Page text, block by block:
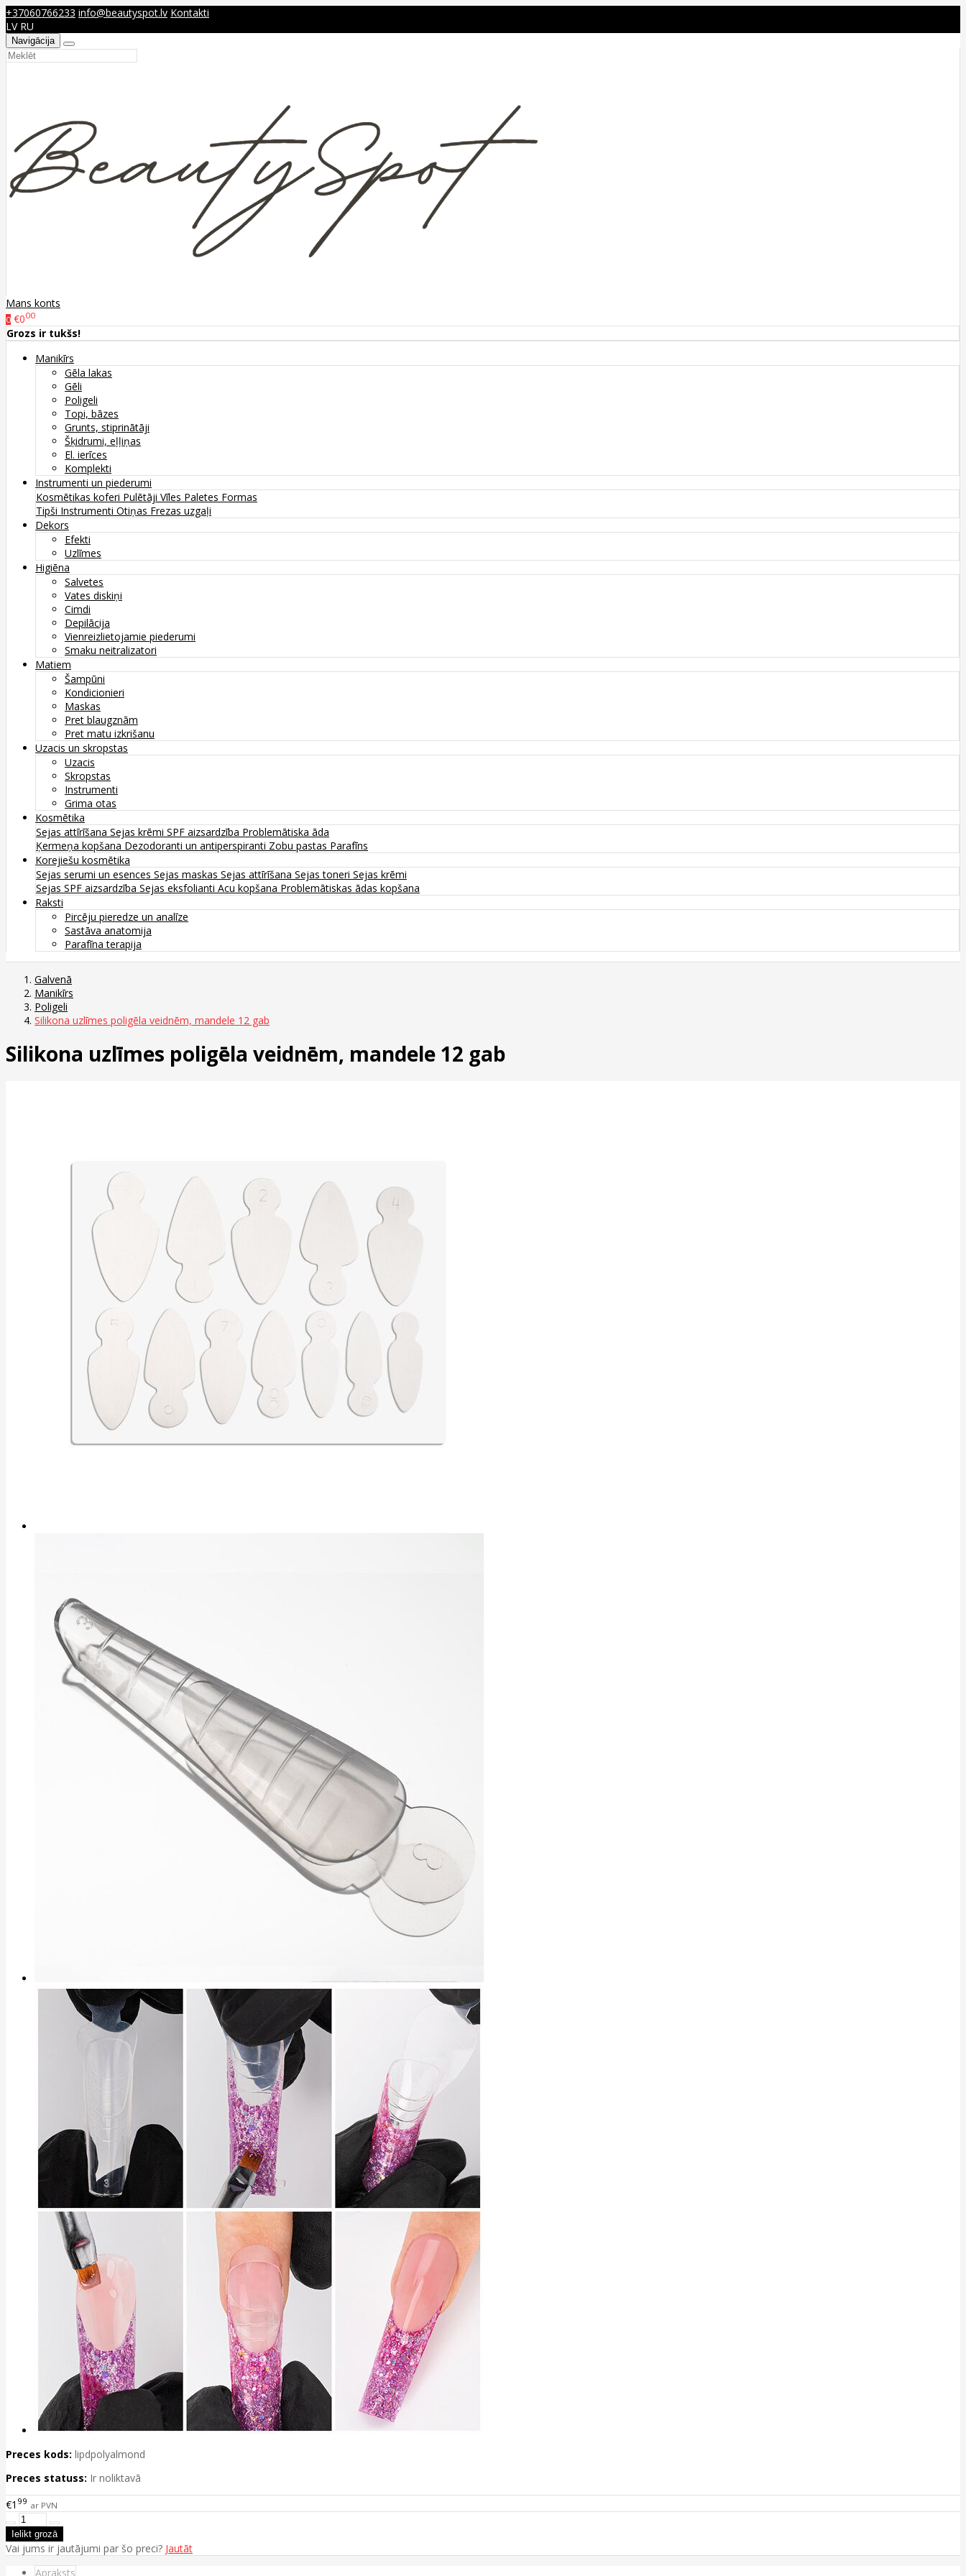
+37060766233 info@beautyspot.lv Kontakti
LV RU
Navigācija
Mans konts
0 €000
Grozs ir tukšs!
Manikīrs
Gēla lakas
Gēli
Poligeli
Topi, bāzes
Grunts, stiprinātāji
Šķidrumi, eļļiņas
El. ierīces
Komplekti
Instrumenti un piederumi
Kosmētikas koferi Pulētāji Vīles Paletes Formas
Tipši Instrumenti Otiņas Frezas uzgaļi
Dekors
Efekti
Uzlīmes
Higiēna
Salvetes
Vates diskiņi
Cimdi
Depilācija
Vienreizlietojamie piederumi
Smaku neitralizatori
Matiem
Šampūni
Kondicionieri
Maskas
Pret blaugznām
Pret matu izkrišanu
Uzacis un skropstas
Uzacis
Skropstas
Instrumenti
Grima otas
Kosmētika
Sejas attīrīšana Sejas krēmi SPF aizsardzība Problemātiska āda
Ķermeņa kopšana Dezodoranti un antiperspiranti Zobu pastas Parafīns
Korejiešu kosmētika
Sejas serumi un esences Sejas maskas Sejas attīrīšana Sejas toneri Sejas krēmi
Sejas SPF aizsardzība Sejas eksfolianti Acu kopšana Problemātiskas ādas kopšana
Raksti
Pircēju pieredze un analīze
Sastāva anatomija
Parafīna terapija
Galvenā
Manikīrs
Poligeli
Silikona uzlīmes poligēla veidnēm, mandele 12 gab
Silikona uzlīmes poligēla veidnēm, mandele 12 gab
Preces kods: lipdpolyalmond
Preces statuss: Ir noliktavā
€1 99 ar PVN
Vai jums ir jautājumi par šo preci? Jautāt
Apraksts